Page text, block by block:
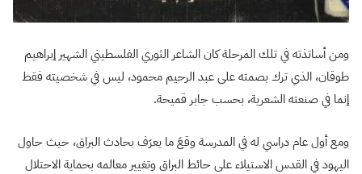
ومن أساتذته في تلك المرحلة كان الشاعر الثوري الفلسطيني الشهير إبراهيم
طوقان، الذي ترك بصمته على عبد الرحيم محمود، ليس في شخصيته فقط
إنما في صنعته الشعرية، بحسب جابر قميحة.
ومع أول عام دراسي له في المدرسة وقعَ ما يعرَف بحادث البراق، حيث حاول
اليهود في القدس الاستيلاء على حائط البراق وتغيير معالمه بحماية الاحتلال